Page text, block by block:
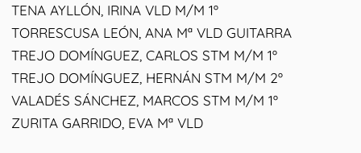
TENA AYLLÓN, IRINA VLD M/M 1º
TORRESCUSA LEÓN, ANA Mª VLD GUITARRA
TREJO DOMÍNGUEZ, CARLOS STM M/M 1º
TREJO DOMÍNGUEZ, HERNÁN STM M/M 2º
VALADÉS SÁNCHEZ, MARCOS STM M/M 1º
ZURITA GARRIDO, EVA Mª VLD